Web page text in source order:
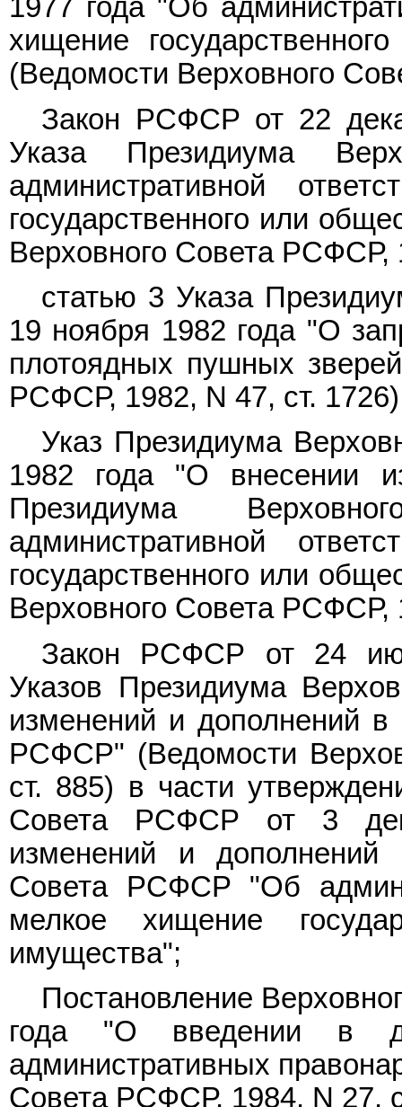
1977 года "Об
хищение
(Ведомости Верховного
Закон РСФСР от 22
Указа Президиума
административной
государственного или
Верховного Совета РСФСР,
статью 3 Указа
19 ноября 1982 года "О
плотоядных пушных
РСФСР, 1982, N 47, ст.
Указ Президиума
1982 года "О внесении
Президиума
административной
государственного или
Верховного Совета РСФСР,
Закон РСФСР от 24
Указов Президиума
изменений и дополнений в
РСФСР" (Ведомости
ст. 885) в части
Совета РСФСР от 3
изменений и дополнений
Совета РСФСР "Об
мелкое хищение
имущества";
Постановление
года "О введении в
административных
Совета РСФСР, 1984, N 27,